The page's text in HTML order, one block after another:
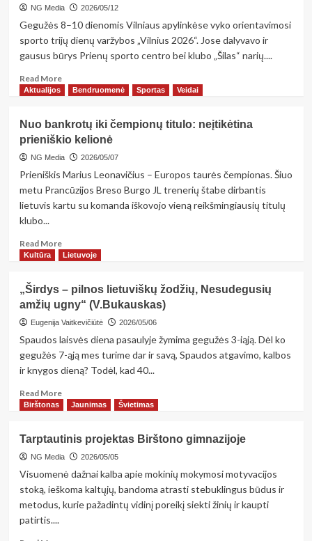
šieną,
ralioj,
NG Media 2026/05/12
Gegužės 8–10 dienomis Vilniaus apylinkėse vyko orientavimosi
sporto trijų dienų varžybos „Vilnius 2026“. Jose dalyvavo ir
gausus būrys Prienų sporto centro bei klubo „Šilas“ narių....
Read MoreRead
more
Valatkaitė
–
orientavimosi
sporto
dienų
varžybų
čempionė
Aktualijos Bendruomenė Sportas Veidai
Nuo bankrotų iki čempionų titulo: neįtikėtina
prieniškio kelionė
NG Media 2026/05/07
Prieniškis Marius Leonavičius – Europos taurės čempionas. Šiuo
metu Prancūzijos Breso Burgo JL trenerių štabe dirbantis
lietuvis kartu su komanda iškovojo vieną reikšmingiausių titulų
klubo...
Read MoreRead
more
bankrotų
iki
čempionų
titulo:
prieniškio
kelionė
Kultūra Lietuvoje
„Širdys – pilnos lietuviškų žodžių, Nesudegusių
amžių ugny“ (V.Bukauskas)
Eugenija Vaitkevičiūtė 2026/05/06
Spaudos laisvės diena pasaulyje žymima gegužės 3-iąją. Dėl ko
gegužės 7-ąją mes turime dar ir savą, Spaudos atgavimo, kalbos
ir knygos dieną? Todėl, kad 40...
Read MoreRead
more
–
pilnos
lietuviškų
žodžių,
Nesudegusių
amžių
Birštonas Jaunimas Švietimas
Tarptautinis projektas Birštono gimnazijoje
NG Media 2026/05/05
Visuomenė dažnai kalba apie mokinių mokymosi motyvacijos
stoką, ieškoma kaltųjų, bandoma atrasti stebuklingus būdus ir
metodus, kurie pažadintų vidinį poreikį siekti žinių ir kaupti
patirtis....